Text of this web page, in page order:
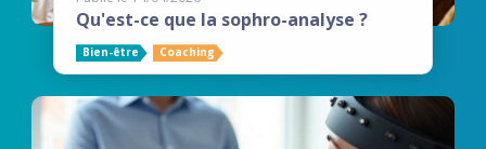
Qu'est-ce que la sophro-analyse ?
Bien-être Coaching